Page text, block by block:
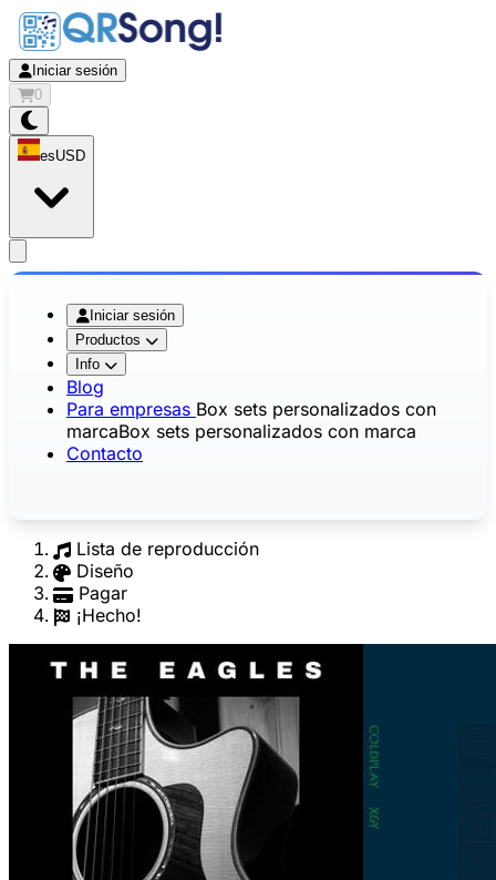
Iniciar sesión
0
esUSD
Iniciar sesión
Productos
Info
Blog
Para empresas Box sets personalizados con
marcaBox sets personalizados con marca
Contacto
Lista de reproducción
Diseño
Pagar
¡Hecho!